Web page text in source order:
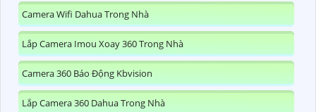
Camera Wifi Dahua Trong Nhà
Lắp Camera Imou Xoay 360 Trong Nhà
Camera 360 Báo Động Kbvision
Lắp Camera 360 Dahua Trong Nhà